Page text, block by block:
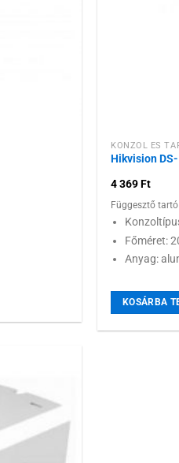
KONZOL ÉS
Hikvision
4 369Ft
Függesztő tartó
Főméret:
Anyag:
KOSÁRBA
Hozzáadás a
kívánságlistához